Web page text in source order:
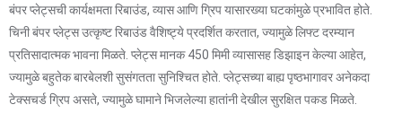
बंपर प्लेट्सची कार्यक्षमता रिबाउंड, व्यास आणि ग्रिप यासारख्या घटकांमुळे प्रभावित होते.
चिनी बंपर प्लेट्स उत्कृष्ट रिबाउंड वैशिष्ट्ये प्रदर्शित करतात, ज्यामुळे लिफ्ट दरम्यान
प्रतिसादात्मक भावना मिळते. प्लेट्स मानक 450 मिमी व्यासासह डिझाइन केल्या आहेत,
ज्यामुळे बहुतेक बारबेलशी सुसंगतता सुनिश्चित होते. प्लेट्सच्या बाह्य पृष्ठभागावर अनेकदा
टेक्सचर्ड ग्रिप असते, ज्यामुळे घामाने भिजलेल्या हातांनी देखील सुरक्षित पकड मिळते.